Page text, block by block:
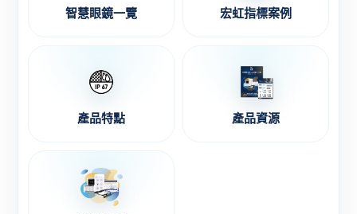
智慧眼鏡一覽 宏虹指標案例
產品特點 產品資源